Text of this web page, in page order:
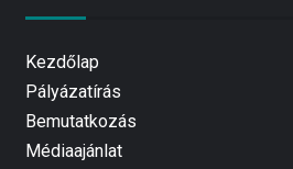
Kezdőlap
Pályázatírás
Bemutatkozás
Médiaajánlat